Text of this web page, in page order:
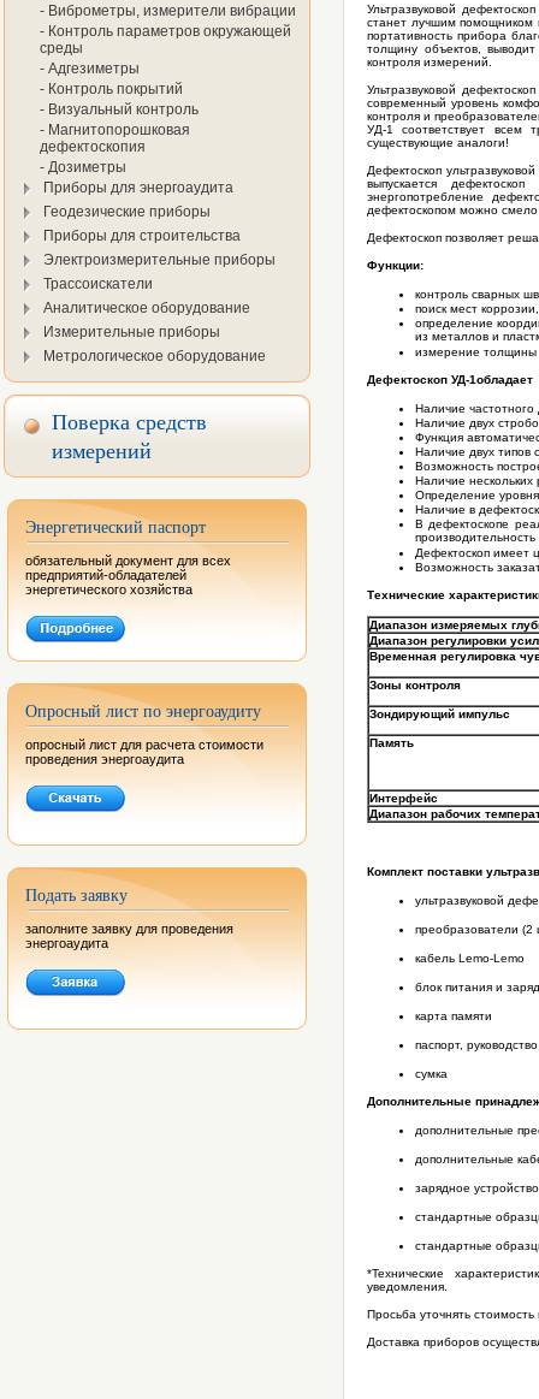
- Виброметры, измерители вибрации
- Контроль параметров окружающей
среды
- Адгезиметры
- Контроль покрытий
- Визуальный контроль
- Магнитопорошковая
дефектоскопия
- Дозиметры
Приборы для энергоаудита
Геодезические приборы
Приборы для строительства
Электроизмерительные приборы
Трассоискатели
Аналитическое оборудование
Измерительные приборы
Метрологическое оборудование
Поверка средств
измерений
Энергетический паспорт
обязательный документ для всех
предприятий-обладателей
энергетического хозяйства
Опросный лист по энергоаудиту
опросный лист для расчета стоимости
проведения энергоаудита
Подать заявку
заполните заявку для проведения
энергоаудита
Ультразвуковой
станет лучшим помощником
портативность прибора
толщину объектов,
контроля измерений.
Ультразвуковой
современный уровень
контроля и
УД-1 соответствует всем
существующие аналоги!
Дефектоскоп
выпускается
энергопотребление
дефектоскопом можно
Дефектоскоп позволяет
Функции:
контроль сварных
поиск мест
определение
из металлов и
измерение толщины
Дефектоскоп УД-1
Наличие
Наличие двух
Функция
Наличие двух типов
Возможность
Наличие
Определение
Наличие в
В дефектоскопе
производительность
Дефектоскоп имеет
Возможность
Технические
Диапазон измеряемых
Диапазон регулировки
Временная регулировка
Зоны контроля
Зондирующий импульс
Память
Интерфейс
Диапазон рабочих
Комплект поставки
ультразвуковой
преобразователи (2
кабель Lemo-Lemo
блок питания и
карта памяти
паспорт,
сумка
Дополнительные
дополнительные
дополнительные
зарядное устройство
стандартные
стандартные
*Технические
уведомления.
Просьба уточнять
Доставка приборов